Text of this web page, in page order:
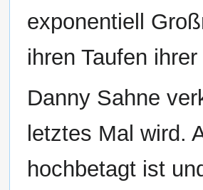
exponentiell
ihren Taufen
Danny Sahne
letztes Mal wird.
hochbetagt ist